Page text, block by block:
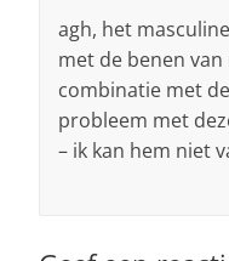
agh, het
met de benen
combinatie met
probleem met
– ik kan hem niet